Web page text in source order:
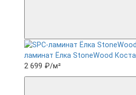
ламинат Ëлка StoneWood
2 699 ₽/м²